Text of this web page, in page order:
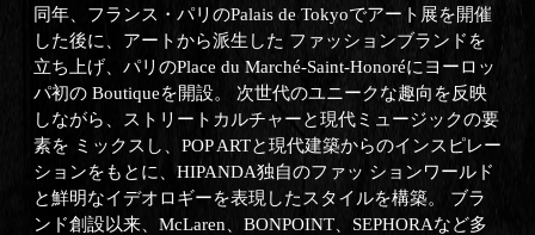
同年、フランス・パリのPalais de Tokyoでアート展を開催
した後に、アートから派生した ファッションブランドを
立ち上げ、パリのPlace du Marché-Saint-Honoréにヨーロッ
パ初の Boutiqueを開設。 次世代のユニークな趣向を反映
しながら、ストリートカルチャーと現代ミュージックの要
素を ミックスし、POP ARTと現代建築からのインスピレー
ションをもとに、HIPANDA独自のファッ ションワールド
と鮮明なイデオロギーを表現したスタイルを構築。 ブラ
ンド創設以来、McLaren、BONPOINT、SEPHORAなど多